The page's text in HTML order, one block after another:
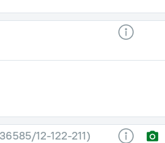
12-122-211)